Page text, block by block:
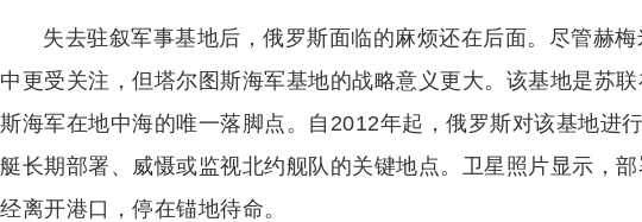
失去驻叙军事基地后，俄罗斯面临的麻烦还在后面。尽管赫
中更受关注，但塔尔图斯海军基地的战略意义更大。该基地是苏
斯海军在地中海的唯一落脚点。自2012年起，俄罗斯对该基地进
艇长期部署、威慑或监视北约舰队的关键地点。卫星照片显示，
经离开港口，停在锚地待命。